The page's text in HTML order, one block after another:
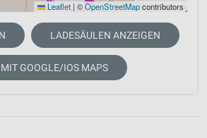
Leaflet | ©OpenStreetMapcontributors
LADESÄULEN ANZEIGEN
GOOGLE/IOS MAPS